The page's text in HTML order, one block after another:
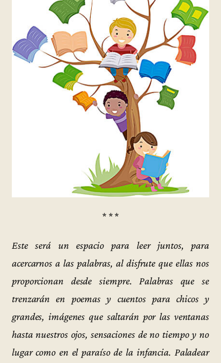
* * *
Este será un espacio para leer juntos, para
acercarnos a las palabras, al disfrute que ellas nos
proporcionan desde siempre. Palabras que se
trenzarán en poemas y cuentos para chicos y
grandes, imágenes que saltarán por las ventanas
hasta nuestros ojos, sensaciones de no tiempo y no
lugar como en el paraíso de la infancia. Paladear